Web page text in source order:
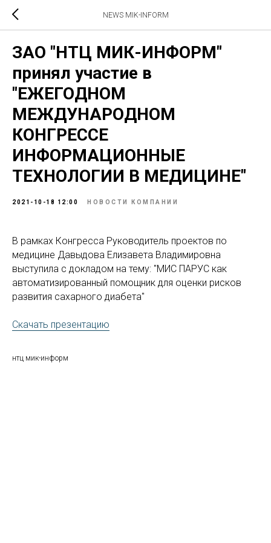
NEWS MIK-INFORM
ЗАО "НТЦ МИК-ИНФОРМ"
принял участие в
"ЕЖЕГОДНОМ
МЕЖДУНАРОДНОМ
КОНГРЕССЕ
ИНФОРМАЦИОННЫЕ
ТЕХНОЛОГИИ В МЕДИЦИНЕ"
2021-10-18 12:00 НОВОСТИ КОМПАНИИ
В рамках Конгресса Руководитель проектов по
медицине Давыдова Елизавета Владимировна
выступила с докладом на тему: "МИС ПАРУС как
автоматизированный помощник для оценки рисков
развития сахарного диабета"
Скачать презентацию
нтц мик-информ